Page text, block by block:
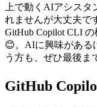
上で動くAIアシス
れませんが大丈夫で
GitHub Copilot CLI
😊。AIに興味がある
う方も、ぜひ最後ま
GitHub